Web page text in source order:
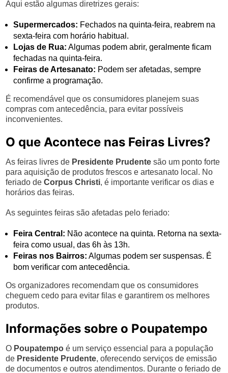
Aqui estão algumas diretrizes gerais:
Supermercados: Fechados na quinta-feira, reabrem na
sexta-feira com horário habitual.
Lojas de Rua: Algumas podem abrir, geralmente ficam
fechadas na quinta-feira.
Feiras de Artesanato: Podem ser afetadas, sempre
confirme a programação.
É recomendável que os consumidores planejem suas
compras com antecedência, para evitar possíveis
inconvenientes.
O que Acontece nas Feiras Livres?
As feiras livres de Presidente Prudente são um ponto forte
para aquisição de produtos frescos e artesanato local. No
feriado deCorpus Christi, é importante verificar os dias e
horários das feiras.
As seguintes feiras são afetadas pelo feriado:
Feira Central: Não acontece na quinta. Retorna na sexta-
feira como usual, das 6h às 13h.
Feiras nos Bairros: Algumas podem ser suspensas. É
bom verificar com antecedência.
Os organizadores recomendam que os consumidores
cheguem cedo para evitar filas e garantirem os melhores
produtos.
Informações sobre o Poupatempo
O Poupatempo é um serviço essencial para a população
de Presidente Prudente, oferecendo serviços de emissão
de documentos e outros atendimentos. Durante o feriado de